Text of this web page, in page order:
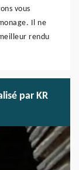
vous
Il ne
rendu
par KR